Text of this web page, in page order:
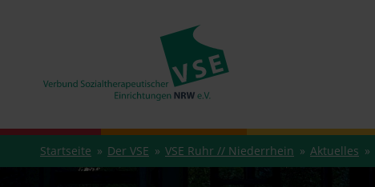
Startseite Der VSE VSE Ruhr // Niederrhein Aktuelles